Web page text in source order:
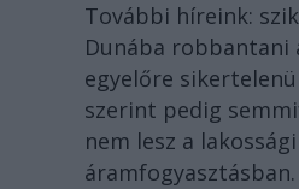
További híreink:
Dunába robbantani
egyelőre
szerint pedig
nem lesz a lakossági
áramfogyasztásban.